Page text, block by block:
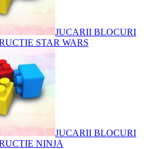
JUCARII BLOCURI
STAR WARS
JUCARII BLOCURI
NINJA